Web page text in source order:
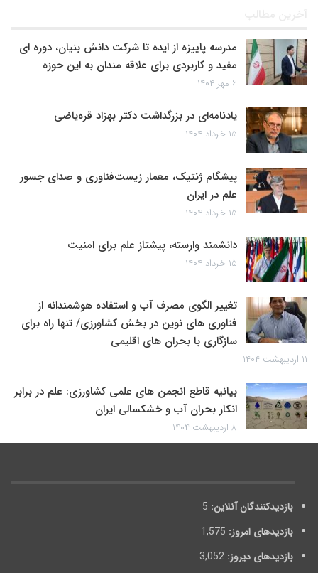
آخرین مطالب
مدرسه پاییزه از ایده تا شرکت دانش بنیان، دوره ای
مفید و کاربردی برای علاقه مندان به این حوزه
۶ مهر ۱۴۰۴
یادنامه‌ای در بزرگداشت دکتر بهزاد قره‌یاضی
۱۵ خرداد ۱۴۰۴
پیشگام ژنتیک، معمار زیست‌فناوری و صدای جسور
علم در ایران
۱۵ خرداد ۱۴۰۴
دانشمند وارسته، پیشتاز علم برای امنیت
۱۵ خرداد ۱۴۰۴
تغییر الگوی مصرف آب و استفاده هوشمندانه از
فناوری های نوین در بخش کشاورزی/ تنها راه برای
سازگاری با بحران های اقلیمی
۱۱ اردیبهشت ۱۴۰۴
بیانیه قاطع انجمن های علمی کشاورزی: علم در برابر
انکار بحران آب و خشکسالی ایران
۸ اردیبهشت ۱۴۰۴
بازدیدکنندگان آنلاین: 5
بازدیدهای امروز: 1,575
بازدیدهای دیروز: 3,052